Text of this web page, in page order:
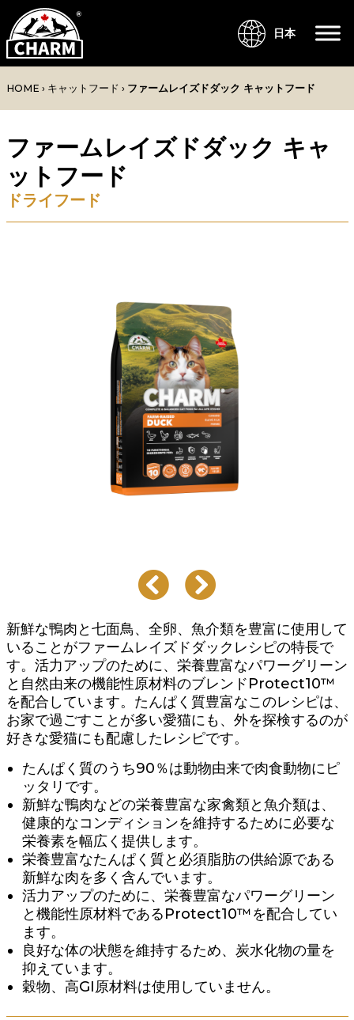
日本
HOME › キャットフード › ファームレイズドダック キャットフード
ファームレイズドダック キャ
ットフード
ドライフード
新鮮な鴨肉と七面鳥、全卵、魚介類を豊富に使用して
いることがファームレイズドダックレシピの特長で
す。活力アップのために、栄養豊富なパワーグリーン
と自然由来の機能性原材料のブレンドProtect10™
を配合しています。たんぱく質豊富なこのレシピは、
お家で過ごすことが多い愛猫にも、外を探検するのが
好きな愛猫にも配慮したレシピです。
たんぱく質のうち90％は動物由来で肉食動物にピ
ッタリです。
新鮮な鴨肉などの栄養豊富な家禽類と魚介類は、
健康的なコンディションを維持するために必要な
栄養素を幅広く提供します。
栄養豊富なたんぱく質と必須脂肪の供給源である
新鮮な肉を多く含んでいます。
活力アップのために、栄養豊富なパワーグリーン
と機能性原材料であるProtect10™を配合してい
ます。
良好な体の状態を維持するため、炭水化物の量を
抑えています。
穀物、高GI原材料は使用していません。